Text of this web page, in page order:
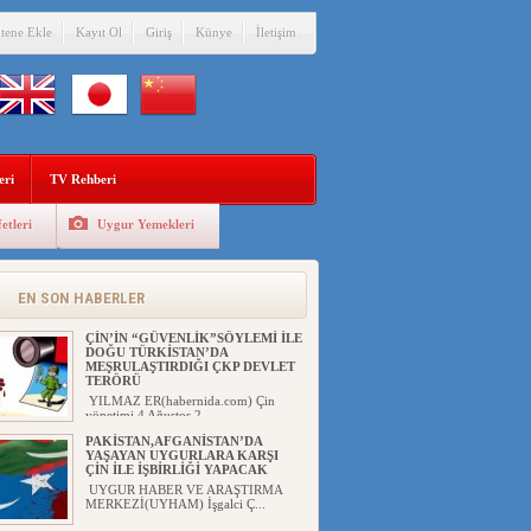
Ekle Kayıt Ol Giriş Künye İletişim
TV Rehberi
Uygur Yemekleri
EN SON HABERLER
ÇİN’İN “GÜVENLİK”SÖYLEMİ İLE
DOĞU TÜRKİSTAN’DA
MEŞRULAŞTIRDIĞI ÇKP DEVLET
TERÖRÜ
YILMAZ ER(habernida.com) Çin
yönetimi 4 Ağustos 2...
PAKİSTAN,AFGANİSTAN’DA
YAŞAYAN UYGURLARA KARŞI
ÇİN İLE İŞBİRLİĞİ YAPACAK
UYGUR HABER VE ARAŞTIRMA
MERKEZİ(UYHAM) İşgalci Ç...